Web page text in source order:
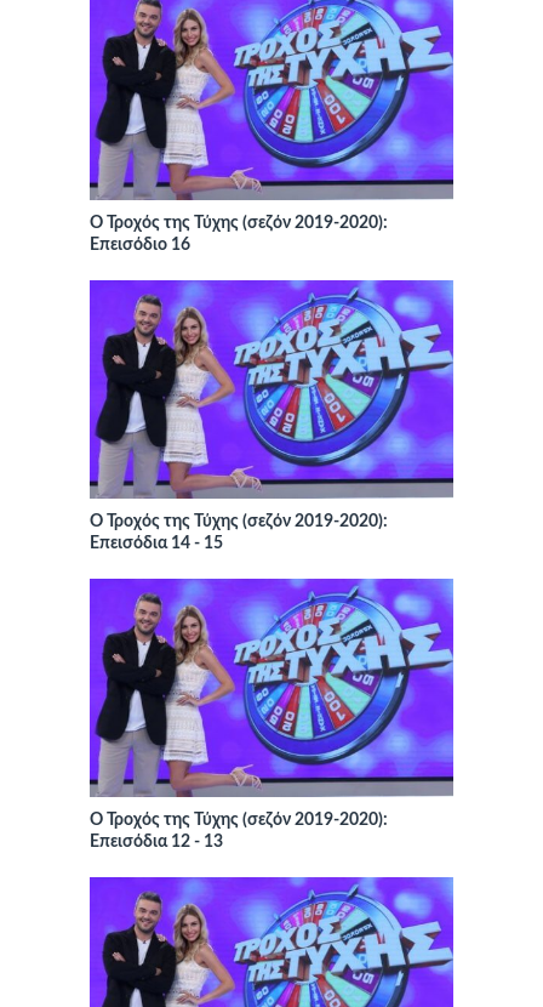
Ο Τροχός της Τύχης (σεζόν 2019-2020):
Επεισόδιο 16
Ο Τροχός της Τύχης (σεζόν 2019-2020):
Επεισόδια 14 - 15
Ο Τροχός της Τύχης (σεζόν 2019-2020):
Επεισόδια 12 - 13